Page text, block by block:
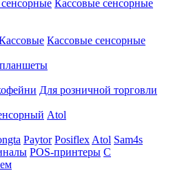
Кассовые сенсорные
Кассовые сенсорные
Для розничной торговли
Atol
Paytor Posiflex Atol Sam4s
POS-принтеры С